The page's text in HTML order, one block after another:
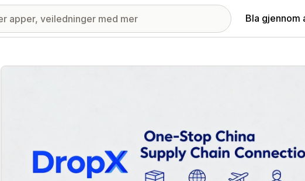
Bla gjennom
Galleri med fremhevede bilder